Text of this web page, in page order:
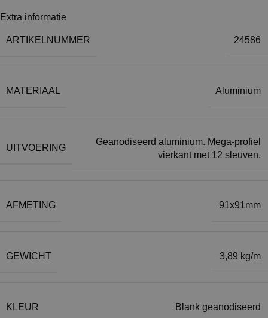
Extra informatie
ARTIKELNUMMER 24586
MATERIAAL Aluminium
UITVOERING
Geanodiseerd aluminium. Mega-profiel
vierkant met 12 sleuven.
AFMETING 91x91mm
GEWICHT 3,89 kg/m
KLEUR Blank geanodiseerd